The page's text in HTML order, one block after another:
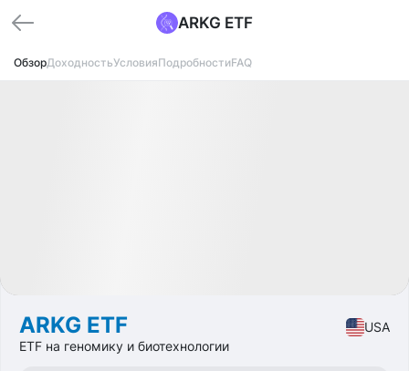
ARKG ETF
ОбзорДоходностьУсловияПодробностиFAQ
ARKG ETF
USA
ETF на геномику и биотехнологии